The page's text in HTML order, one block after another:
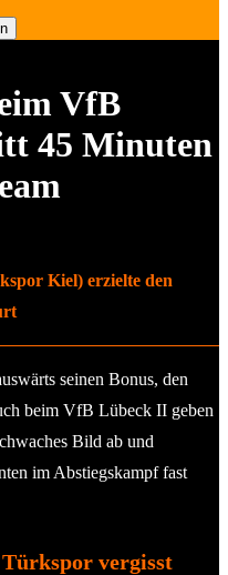
VfB
45 Minuten
Kiel) erzielte den
seinen Bonus, den
beim VfB Lübeck II geben
Bild ab und
im Abstiegskampf fast
vergisst